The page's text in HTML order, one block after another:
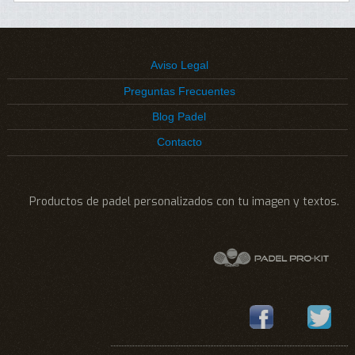
era:
es:
Aviso Legal
Preguntas Frecuentes
Blog Padel
Contacto
Productos de padel personalizados con tu imagen y textos.